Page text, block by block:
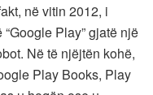
në vitin 2012, i
Play” gjatë një
Në të njëjtën kohë,
Play Books, Play